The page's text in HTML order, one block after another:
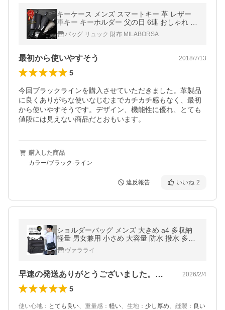
キーケース メンズ スマートキー 革 レザー
車キー キーホルダー 父の日 6連 おしゃれ カ
ード収納 コインケース 小銭入れ
バッグ リュック 財布 MILABORSA
最初から使いやすそう 2018/7/13
5
今回ブラックラインを購入させていただきました。革製品
に良くありがちな使いなじむまでカチカチ感もなく、最初
から使いやすそうです。デザイン、機能性に優れ、とても
値段には見えない商品だとおもいます。
購入した商品
カラー/ブラック-ライン
違反報告 いいね 2
ショルダーバッグ メンズ 大きめ a4 多収納
軽量 男女兼用 小さめ 大容量 防水 撥水 多ポ
ケット 斜め掛け カジュアル 通学 肩掛け お
しゃれヴァラライ
早速の発送ありがとうございました。生地… 2026/2/4
5
使い心地 ： とても良い、 重量感 ： 軽い、 生地 ： 少し厚め、 縫製 ： 良い